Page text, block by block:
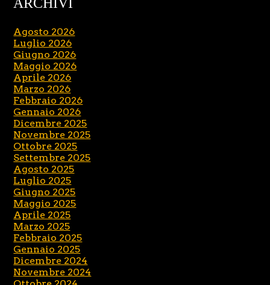
ARCHIVI
Agosto 2026
Luglio 2026
Giugno 2026
Maggio 2026
Aprile 2026
Marzo 2026
Febbraio 2026
Gennaio 2026
Dicembre 2025
Novembre 2025
Ottobre 2025
Settembre 2025
Agosto 2025
Luglio 2025
Giugno 2025
Maggio 2025
Aprile 2025
Marzo 2025
Febbraio 2025
Gennaio 2025
Dicembre 2024
Novembre 2024